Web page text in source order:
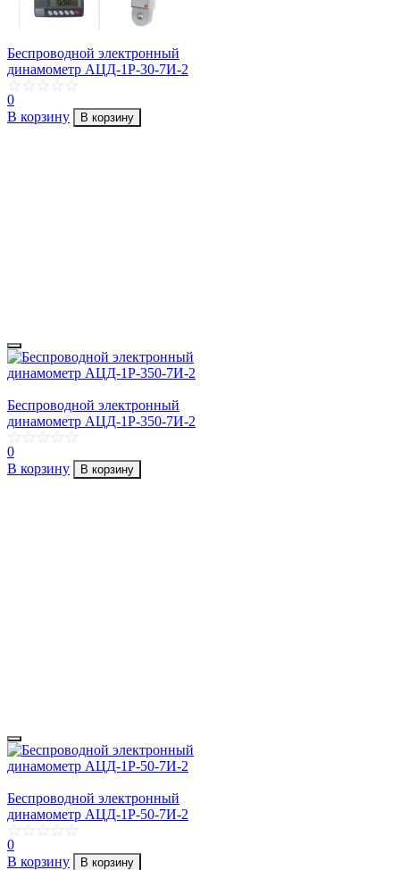
Беспроводной электронный
динамометр АЦД-1Р-30-7И-2
0
В корзину
В корзину
Беспроводной электронный
динамометр АЦД-1Р-350-7И-2
0
В корзину
В корзину
Беспроводной электронный
динамометр АЦД-1Р-50-7И-2
0
В корзину
В корзину